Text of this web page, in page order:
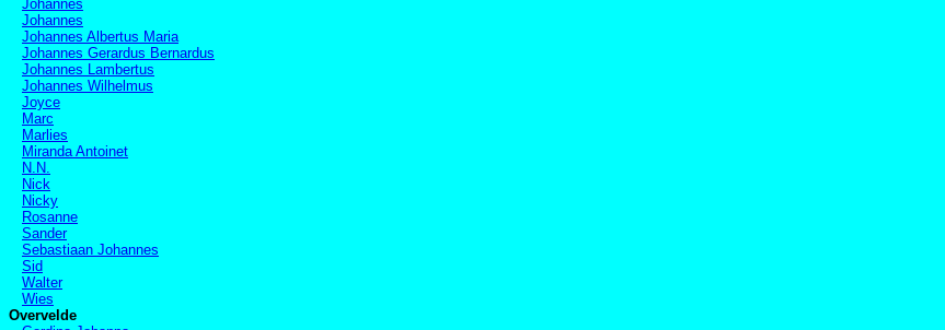
Johannes
Johannes
Johannes Albertus Maria
Johannes Gerardus Bernardus
Johannes Lambertus
Johannes Wilhelmus
Joyce
Marc
Marlies
Miranda Antoinet
N.N.
Nick
Nicky
Rosanne
Sander
Sebastiaan Johannes
Sid
Walter
Wies
Overvelde